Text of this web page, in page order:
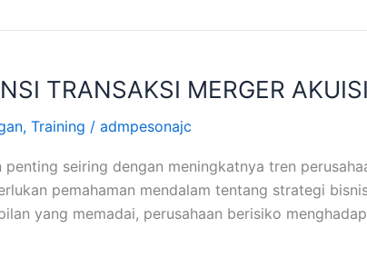
TRANSAKSI MERGER
, Training / admpesonajc
penting seiring dengan meningkatnya tren
pemahaman mendalam tentang strategi
yang memadai, perusahaan berisiko